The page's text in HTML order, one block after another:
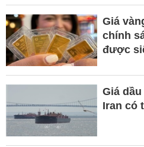
Giá
chính
được
Giá
Iran có